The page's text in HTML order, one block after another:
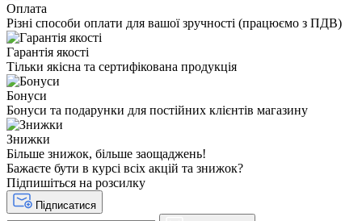
Оплата
Різні способи оплати для вашої зручності (працюємо з ПДВ)
Гарантія якості
Тільки якісна та сертифікована продукція
Бонуси
Бонуси та подарунки для постійних клієнтів магазину
Знижки
Більше знижок, більше заощаджень!
Бажаєте бути в курсі всіх акцій та знижок?
Підпишіться на розсилку
Підписатися